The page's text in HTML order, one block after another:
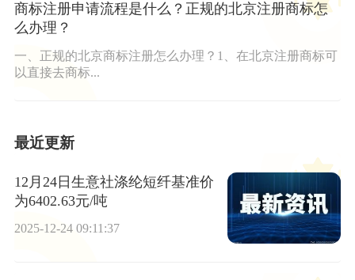
商标注册申请流程是什么？正规的北京注册商标怎
么办理？
一、正规的北京商标注册怎么办理？1、在北京注册商标可
以直接去商标...
最近更新
12月24日生意社涤纶短纤基准价
为6402.63元/吨
2025-12-24 09:11:37